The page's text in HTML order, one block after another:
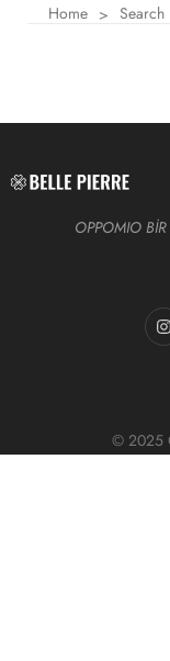
Home >
OPPOMIO BİR
© 2025